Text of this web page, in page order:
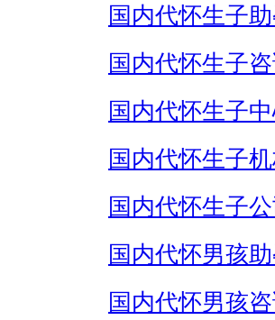
国内代怀生子
国内代怀生子
国内代怀生子
国内代怀生子
国内代怀生子公
国内代怀男孩
国内代怀男孩